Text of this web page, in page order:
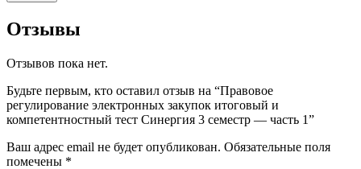
Отзывы
Отзывов пока нет.
Будьте первым, кто оставил отзыв на “Правовое
регулирование электронных закупок итоговый и
компетентностный тест Синергия 3 семестр — часть 1”
Ваш адрес email не будет опубликован. Обязательные поля
помечены *